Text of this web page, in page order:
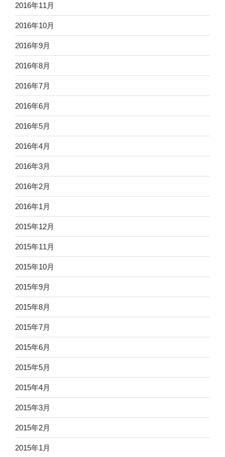
2016年11月
2016年10月
2016年9月
2016年8月
2016年7月
2016年6月
2016年5月
2016年4月
2016年3月
2016年2月
2016年1月
2015年12月
2015年11月
2015年10月
2015年9月
2015年8月
2015年7月
2015年6月
2015年5月
2015年4月
2015年3月
2015年2月
2015年1月